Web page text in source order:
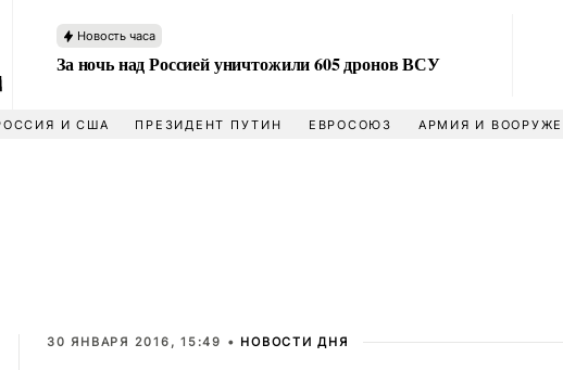
Новость часа
За ночь над Россией уничтожили 605 дронов ВСУ
И США ПРЕЗИДЕНТ ПУТИН ЕВРОСОЮЗ АРМИЯ И
30 ЯНВАРЯ 2016, 15:49 • НОВОСТИ ДНЯ